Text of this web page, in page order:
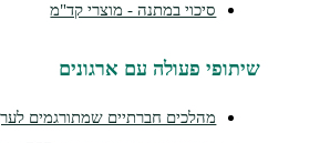
סיכוי במתנה - מוצרי קד"מ
פעולה עם ארגונים
מהלכים חברתיים שמתורגמים לערך עסקי